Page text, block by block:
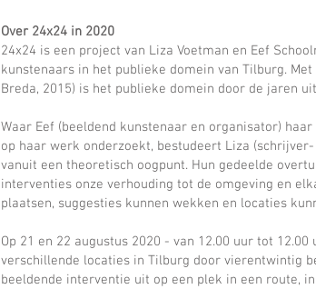
Over 24x24 in 2020
24x24 is een project van Liza Voetman en Eef
kunstenaars in het publieke domein van Tilburg.
Breda, 2015) is het publieke domein door de jaren
Waar Eef (beeldend kunstenaar en organisator)
op haar werk onderzoekt, bestudeert Liza
vanuit een theoretisch oogpunt. Hun gedeelde
interventies onze verhouding tot de omgeving en
plaatsen, suggesties kunnen wekken en locaties
Op 21 en 22 augustus 2020 - van 12.00 uur tot
verschillende locaties in Tilburg door vierentwintig
beeldende interventie uit op een plek in een route,